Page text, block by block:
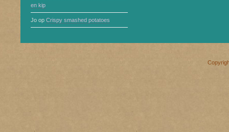
en kip
Jo op Crispy smashed potatoes